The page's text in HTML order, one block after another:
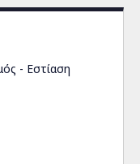
- Εστίαση